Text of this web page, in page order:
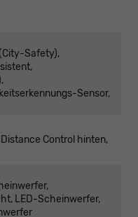
Safety),
Sensor,
Control hinten,
LED-Scheinwerfer,